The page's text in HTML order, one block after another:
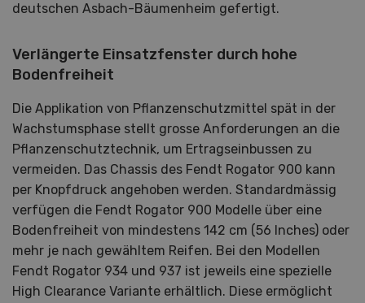
deutschen Asbach-Bäumenheim gefertigt.
Verlängerte Einsatzfenster durch hohe
Bodenfreiheit
Die Applikation von Pflanzenschutzmittel spät in der
Wachstumsphase stellt grosse Anforderungen an die
Pflanzenschutztechnik, um Ertragseinbussen zu
vermeiden. Das Chassis des Fendt Rogator 900 kann
per Knopfdruck angehoben werden. Standardmässig
verfügen die Fendt Rogator 900 Modelle über eine
Bodenfreiheit von mindestens 142 cm (56 Inches) oder
mehr je nach gewähltem Reifen. Bei den Modellen
Fendt Rogator 934 und 937 ist jeweils eine spezielle
High Clearance Variante erhältlich. Diese ermöglicht